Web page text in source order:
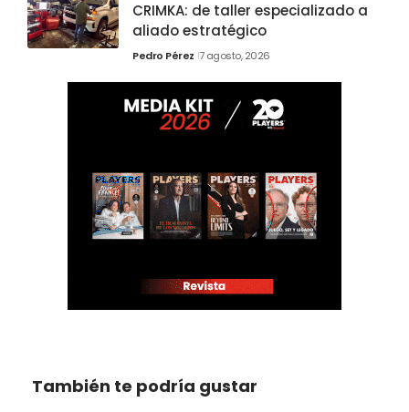
CRIMKA: de taller especializado a
aliado estratégico
Pedro Pérez 7 agosto, 2026
También te podría gustar